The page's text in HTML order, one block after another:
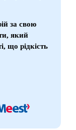
за свою
який
що рідкість